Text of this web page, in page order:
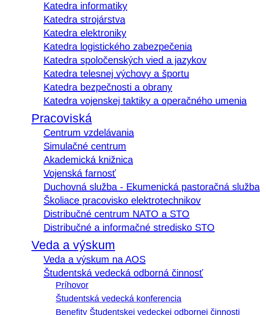
Katedra informatiky
Katedra strojárstva
Katedra elektroniky
Katedra logistického zabezpečenia
Katedra spoločenských vied a jazykov
Katedra telesnej výchovy a športu
Katedra bezpečnosti a obrany
Katedra vojenskej taktiky a operačného umenia
Pracoviská
Centrum vzdelávania
Simulačné centrum
Akademická knižnica
Vojenská farnosť
Duchovná služba - Ekumenická pastoračná služba
Školiace pracovisko elektrotechnikov
Distribučné centrum NATO a STO
Distribučné a informačné stredisko STO
Veda a výskum
Veda a výskum na AOS
Študentská vedecká odborná činnosť
Príhovor
Študentská vedecká konferencia
Benefity Študentskej vedeckej odbornej činnosti